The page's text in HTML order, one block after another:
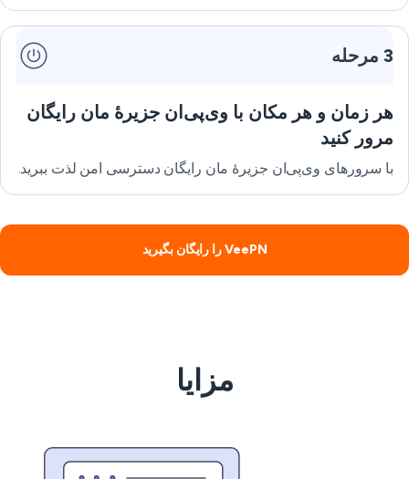
هر زمان و هر مکان با وی‌پی‌ان جزیرهٔ مان رایگان
مرور کنید
با سرورهای وی‌پی‌ان جزیرهٔ مان رایگان دسترسی امن لذت ببرید.
VeePN را رایگان بگیرید
مزایا